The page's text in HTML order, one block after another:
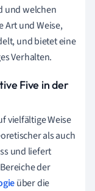
und welchen
Art und Weise,
und bietet eine
Verhalten.
Five in der
vielfältige Weise
als auch
und liefert
der
über die